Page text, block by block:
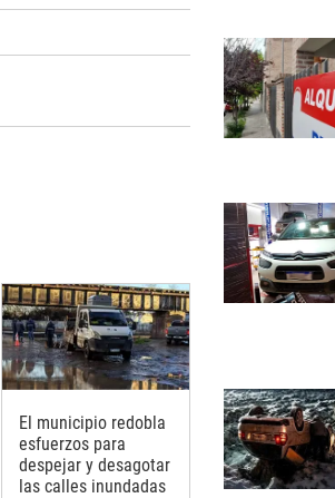
El municipio redobla
esfuerzos para
despejar y desagotar
las calles inundadas